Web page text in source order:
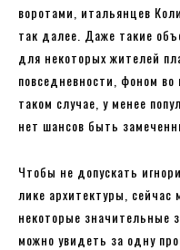
воротами, итальянцев
так далее. Даже такие
для некоторых жителей
повседневности, фоном
таком случае, у менее
нет шансов быть
Чтобы не допускать
лике архитектуры,
некоторые значительные
можно увидеть за одну